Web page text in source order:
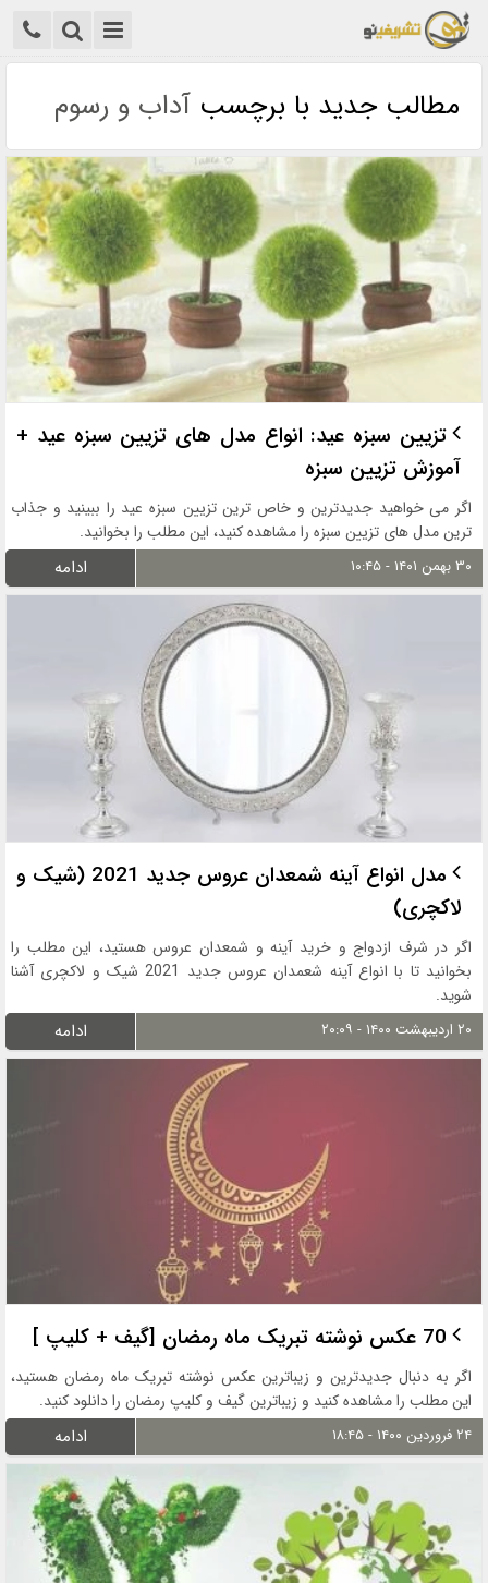
مطالب جدید با برچسب آداب و رسوم
تزیین سبزه عید: انواع مدل های تزیین سبزه عید +
آموزش تزیین سبزه
اگر می خواهید جدیدترین و خاص ترین تزیین سبزه عید را ببینید و جذاب
ترین مدل های تزیین سبزه را مشاهده کنید، این مطلب را بخوانید.
۳۰ بهمن ۱۴۰۱ - ۱۰:۴۵ ادامه
مدل انواع آینه شمعدان عروس جدید 2021 (شیک و
لاکچری)
اگر در شرف ازدواج و خرید آینه و شمعدان عروس هستید، این مطلب را
بخوانید تا با انواع آینه شعمدان عروس جدید 2021 شیک و لاکچری آشنا
شوید.
۲۰ اردیبهشت ۱۴۰۰ - ۲۰:۰۹ ادامه
70 عکس نوشته تبریک ماه رمضان [گیف + کلیپ ]
اگر به دنبال جدیدترین و زیباترین عکس نوشته تبریک ماه رمضان هستید،
این مطلب را مشاهده کنید و زیباترین گیف و کلیپ رمضان را دانلود کنید.
۲۴ فروردین ۱۴۰۰ - ۱۸:۴۵ ادامه